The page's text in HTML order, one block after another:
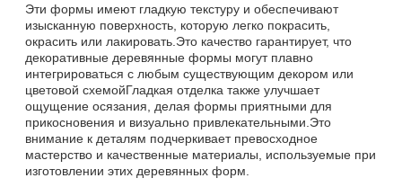
Эти формы имеют гладкую текстуру и обеспечивают
изысканную поверхность, которую легко покрасить,
окрасить или лакировать.Это качество гарантирует, что
декоративные деревянные формы могут плавно
интегрироваться с любым существующим декором или
цветовой схемойГладкая отделка также улучшает
ощущение осязания, делая формы приятными для
прикосновения и визуально привлекательными.Это
внимание к деталям подчеркивает превосходное
мастерство и качественные материалы, используемые при
изготовлении этих деревянных форм.